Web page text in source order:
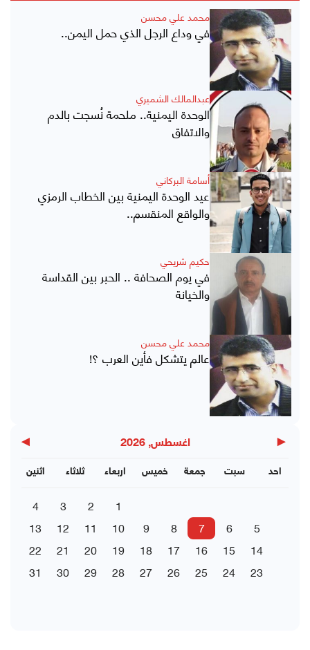
محمد علي محسن
في وداع الرجل الذي حمل اليمن..
عبدالمالك الشميري
الوحدة اليمنية.. ملحمة نُسجت بالدم
والاتفاق
أسامة البركاني
عيد الوحدة اليمنية بين الخطاب الرمزي
والواقع المنقسم..
حكيم شريحي
في يوم الصحافة .. الحبر بين القداسة
والخيانة
محمد علي محسن
عالم يتشكل فأين العرب ؟!
◀ اغسطس, 2026 ▶
اثنين ثلاثاء اربعاء خميس جمعة سبت احد
1
2
3
4
5
6
7
8
9
10
11
12
13
14
15
16
17
18
19
20
21
22
23
24
25
26
27
28
29
30
31